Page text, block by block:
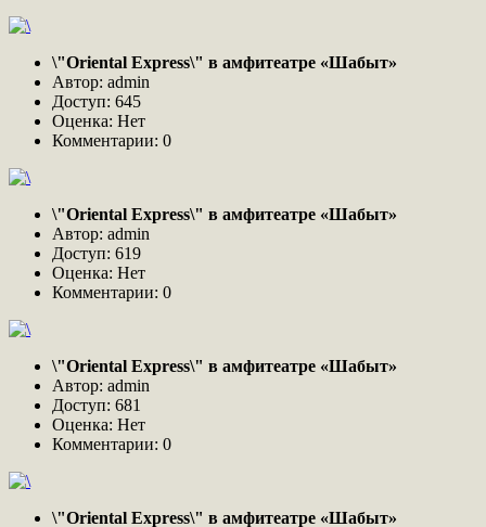
\"Oriental Express\" в амфитеатре «Шабыт»
Автор: admin
Доступ: 645
Оценка: Нет
Комментарии: 0
\"Oriental Express\" в амфитеатре «Шабыт»
Автор: admin
Доступ: 619
Оценка: Нет
Комментарии: 0
\"Oriental Express\" в амфитеатре «Шабыт»
Автор: admin
Доступ: 681
Оценка: Нет
Комментарии: 0
\"Oriental Express\" в амфитеатре «Шабыт»